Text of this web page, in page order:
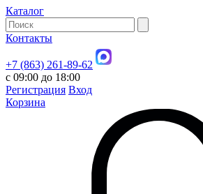
Каталог
Контакты
+7 (863) 261-89-62
с 09:00 до 18:00
Регистрация Вход
Корзина